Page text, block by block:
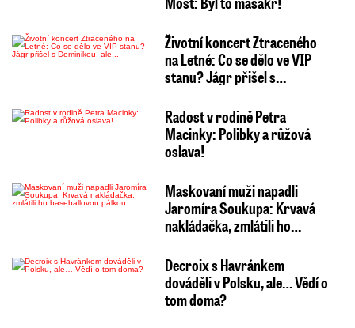
Životní koncert Ztraceného
na Letné: Co se dělo ve VIP
stanu? Jágr přišel s…
Radost v rodině Petra
Macinky: Polibky a růžová
oslava!
Maskovaní muži napadli
Jaromíra Soukupa: Krvavá
nakládačka, zmlátili ho…
Decroix s Havránkem
dováděli v Polsku, ale… Vědí o
tom doma?